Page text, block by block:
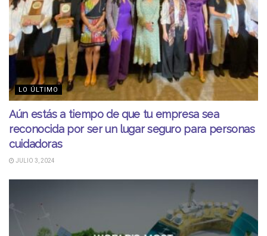
LO ÚLTIMO
Aún estás a tiempo de que tu empresa sea
reconocida por ser un lugar seguro para personas
cuidadoras
JULIO 3, 2024